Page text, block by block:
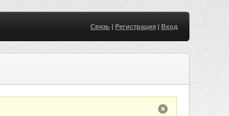
Связь| Регистрация| Вход